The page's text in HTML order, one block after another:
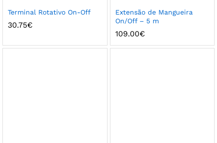
Terminal Rotativo On-Off
30.75€
Extensão de Mangueira
On/Off – 5 m
109.00€